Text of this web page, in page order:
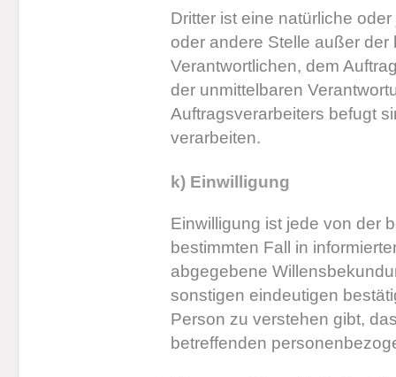
Dritter ist eine natürliche
oder andere Stelle außer
Verantwortlichen, dem
der unmittelbaren
Auftragsverarbeiters befugt
verarbeiten.
k) Einwilligung
Einwilligung ist jede von der
bestimmten Fall in
abgegebene
sonstigen eindeutigen
Person zu verstehen gibt,
betreffenden